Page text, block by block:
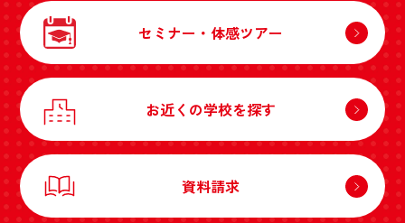
セミナー・体感ツアー
お近くの学校を探す
資料請求